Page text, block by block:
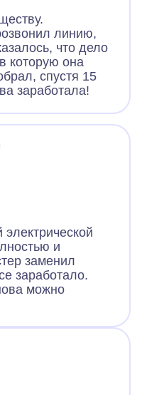
линию,
что дело
которую она
спустя 15
заработала!
и
заменил
заработало.
можно